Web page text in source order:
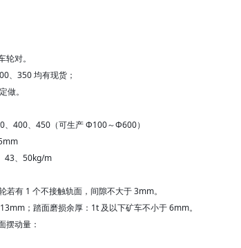
对。
、350 均有现货；
做。
400、450（可生产 Φ100～Φ600）
43、50kg/m
若有 1 个不接触轨面，间隙不大于 3mm。
；踏面磨损余厚：1t 及以下矿车不小于 6mm。
摆动量：